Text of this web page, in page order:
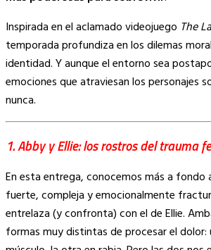
Inspirada en el aclamado videojuego The
temporada profundiza en los dilemas
identidad. Y aunque el entorno sea
emociones que atraviesan los personajes
nunca.
1. Abby y Ellie: los rostros del trauma
En esta entrega, conocemos más a fondo
fuerte, compleja y emocionalmente
entrelaza (y confronta) con el de Ellie.
formas muy distintas de procesar el dolor: